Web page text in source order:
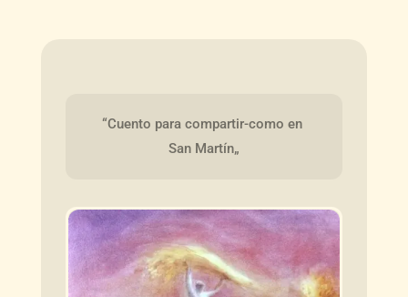
“Cuento para compartir-como en
San Martín„